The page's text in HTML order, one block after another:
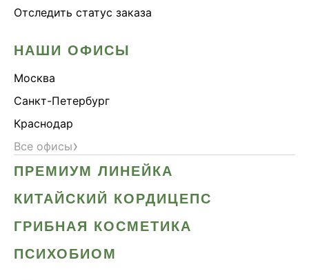
Отследить статус заказа
НАШИ ОФИСЫ
Москва
Санкт-Петербург
Краснодар
Все офисы›
ПРЕМИУМ ЛИНЕЙКА
КИТАЙСКИЙ КОРДИЦЕПС
ГРИБНАЯ КОСМЕТИКА
ПСИХОБИОМ